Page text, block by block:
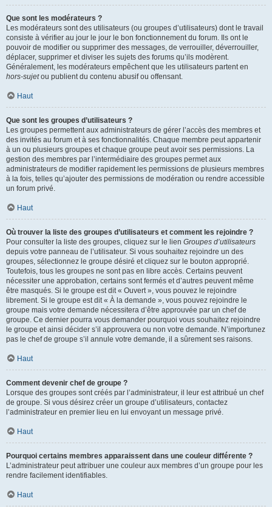
Que sont les modérateurs ?
Les modérateurs sont des utilisateurs (ou groupes d’utilisateurs) dont le travail
consiste à vérifier au jour le jour le bon fonctionnement du forum. Ils ont le
pouvoir de modifier ou supprimer des messages, de verrouiller, déverrouiller,
déplacer, supprimer et diviser les sujets des forums qu’ils modèrent.
Généralement, les modérateurs empêchent que les utilisateurs partent en
hors-sujetou publient du contenu abusif ou offensant.
Haut
Que sont les groupes d’utilisateurs ?
Les groupes permettent aux administrateurs de gérer l’accès des membres et
des invités au forum et à ses fonctionnalités. Chaque membre peut appartenir
à un ou plusieurs groupes et chaque groupe peut avoir ses permissions. La
gestion des membres par l’intermédiaire des groupes permet aux
administrateurs de modifier rapidement les permissions de plusieurs membres
à la fois, telles qu’ajouter des permissions de modération ou rendre accessible
un forum privé.
Haut
Où trouver la liste des groupes d’utilisateurs et comment les rejoindre ?
Pour consulter la liste des groupes, cliquez sur le lien Groupes d’utilisateurs
depuis votre panneau de l’utilisateur. Si vous souhaitez rejoindre un des
groupes, sélectionnez le groupe désiré et cliquez sur le bouton approprié.
Toutefois, tous les groupes ne sont pas en libre accès. Certains peuvent
nécessiter une approbation, certains sont fermés et d’autres peuvent même
être masqués. Si le groupe est dit « Ouvert », vous pouvez le rejoindre
librement. Si le groupe est dit « À la demande », vous pouvez rejoindre le
groupe mais votre demande nécessitera d’être approuvée par un chef de
groupe. Ce dernier pourra vous demander pourquoi vous souhaitez rejoindre
le groupe et ainsi décider s’il approuvera ou non votre demande. N’importunez
pas le chef de groupe s’il annule votre demande, il a sûrement ses raisons.
Haut
Comment devenir chef de groupe ?
Lorsque des groupes sont créés par l’administrateur, il leur est attribué un chef
de groupe. Si vous désirez créer un groupe d’utilisateurs, contactez
l’administrateur en premier lieu en lui envoyant un message privé.
Haut
Pourquoi certains membres apparaissent dans une couleur différente ?
L’administrateur peut attribuer une couleur aux membres d’un groupe pour les
rendre facilement identifiables.
Haut